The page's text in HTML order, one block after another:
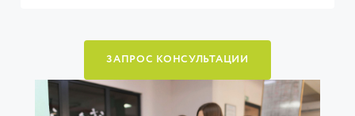
ЗАПРОС КОНСУЛЬТАЦИИ